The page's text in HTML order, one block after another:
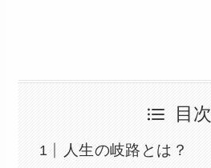
目次
人生の岐路とは？